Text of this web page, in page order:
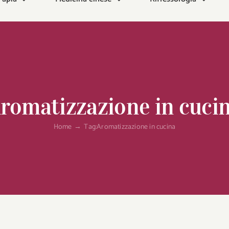
in
Home Tag:Aromatizzazione in cucina